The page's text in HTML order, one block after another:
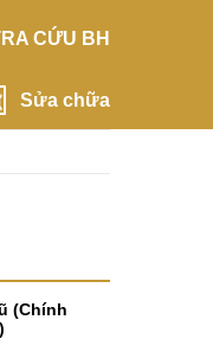
CỨU BH
Sửa chữa
(Chính